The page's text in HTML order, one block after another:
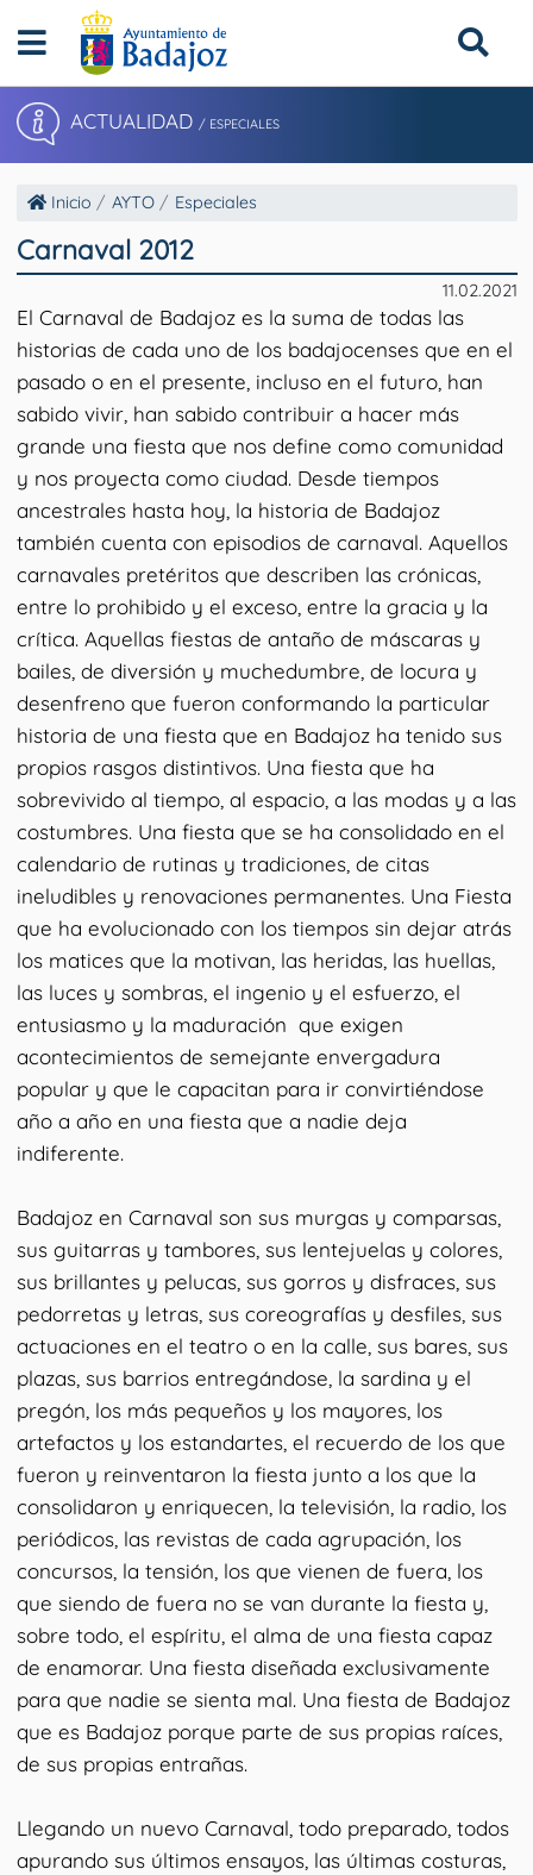
ACTUALIDAD / ESPECIALES
Inicio AYTO Especiales
Carnaval 2012
11.02.2021
El Carnaval de Badajoz es la suma de todas las
historias de cada uno de los badajocenses que en el
pasado o en el presente, incluso en el futuro, han
sabido vivir, han sabido contribuir a hacer más
grande una fiesta que nos define como comunidad
y nos proyecta como ciudad. Desde tiempos
ancestrales hasta hoy, la historia de Badajoz
también cuenta con episodios de carnaval. Aquellos
carnavales pretéritos que describen las crónicas,
entre lo prohibido y el exceso, entre la gracia y la
crítica. Aquellas fiestas de antaño de máscaras y
bailes, de diversión y muchedumbre, de locura y
desenfreno que fueron conformando la particular
historia de una fiesta que en Badajoz ha tenido sus
propios rasgos distintivos. Una fiesta que ha
sobrevivido al tiempo, al espacio, a las modas y a las
costumbres. Una fiesta que se ha consolidado en el
calendario de rutinas y tradiciones, de citas
ineludibles y renovaciones permanentes. Una Fiesta
que ha evolucionado con los tiempos sin dejar atrás
los matices que la motivan, las heridas, las huellas,
las luces y sombras, el ingenio y el esfuerzo, el
entusiasmo y la maduración que exigen
acontecimientos de semejante envergadura
popular y que le capacitan para ir convirtiéndose
año a año en una fiesta que a nadie deja
indiferente.
Badajoz en Carnaval son sus murgas y comparsas,
sus guitarras y tambores, sus lentejuelas y colores,
sus brillantes y pelucas, sus gorros y disfraces, sus
pedorretas y letras, sus coreografías y desfiles, sus
actuaciones en el teatro o en la calle, sus bares, sus
plazas, sus barrios entregándose, la sardina y el
pregón, los más pequeños y los mayores, los
artefactos y los estandartes, el recuerdo de los que
fueron y reinventaron la fiesta junto a los que la
consolidaron y enriquecen, la televisión, la radio, los
periódicos, las revistas de cada agrupación, los
concursos, la tensión, los que vienen de fuera, los
que siendo de fuera no se van durante la fiesta y,
sobre todo, el espíritu, el alma de una fiesta capaz
de enamorar. Una fiesta diseñada exclusivamente
para que nadie se sienta mal. Una fiesta de Badajoz
que es Badajoz porque parte de sus propias raíces,
de sus propias entrañas.
Llegando un nuevo Carnaval, todo preparado, todos
apurando sus últimos ensayos, las últimas costuras,